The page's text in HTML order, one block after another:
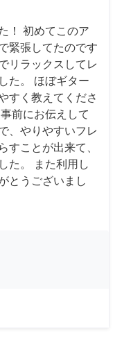
！ 初めてこのア
緊張してたのです
リラックスしてレ
た。 ほぼギター
すく教えてくださ
前にお伝えして
、やりやすいフレ
すことが出来て、
た。 また利用し
とうございまし